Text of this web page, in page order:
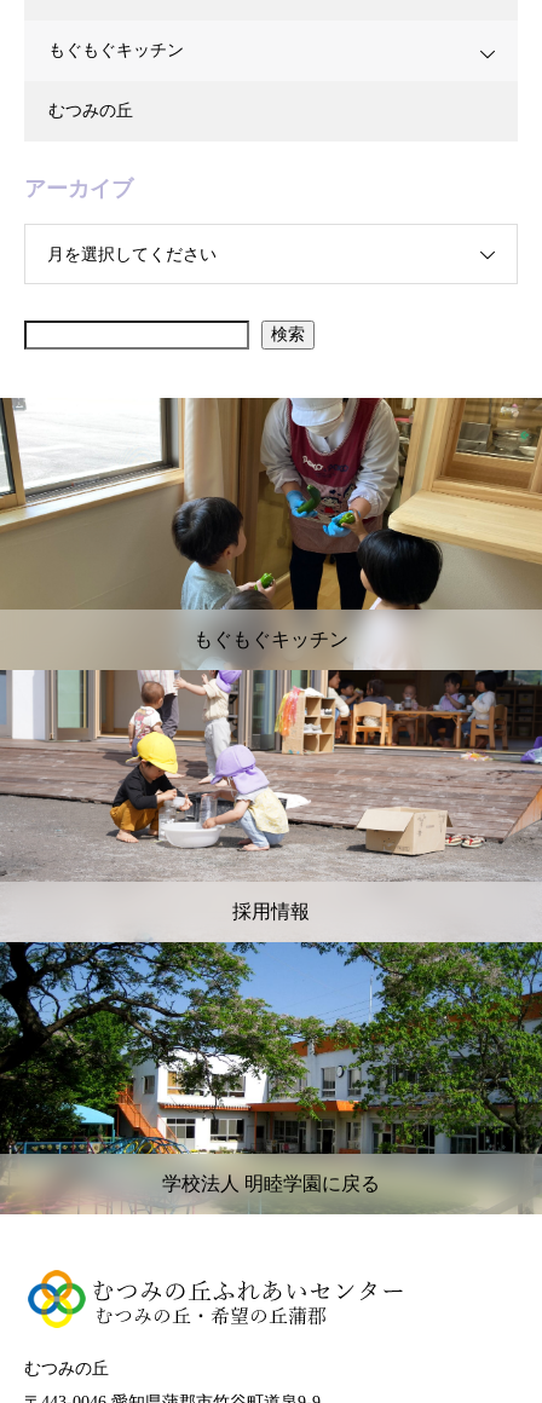
もぐもぐキッチン
むつみの丘
アーカイブ
月を選択してください
検索
もぐもぐキッチン
採用情報
学校法人 明睦学園に戻る
むつみの丘